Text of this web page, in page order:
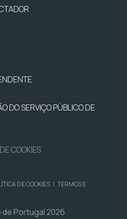
DO SERVIÇO PÚBLICO DE
COOKIES
DE COOKIES | TERMOS E
de Portugal 2026